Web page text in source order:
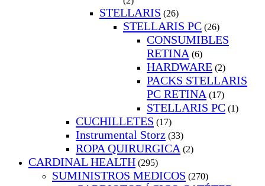
STELLARIS (26)
STELLARIS PC (26)
CONSUMIBLES
RETINA (6)
HARDWARE (2)
PACKS STELLARIS
PC RETINA (17)
STELLARIS PC (1)
CUCHILLETES (17)
Instrumental Storz (33)
ROPA QUIRURGICA (2)
CARDINAL HEALTH (295)
SUMINISTROS MEDICOS (270)